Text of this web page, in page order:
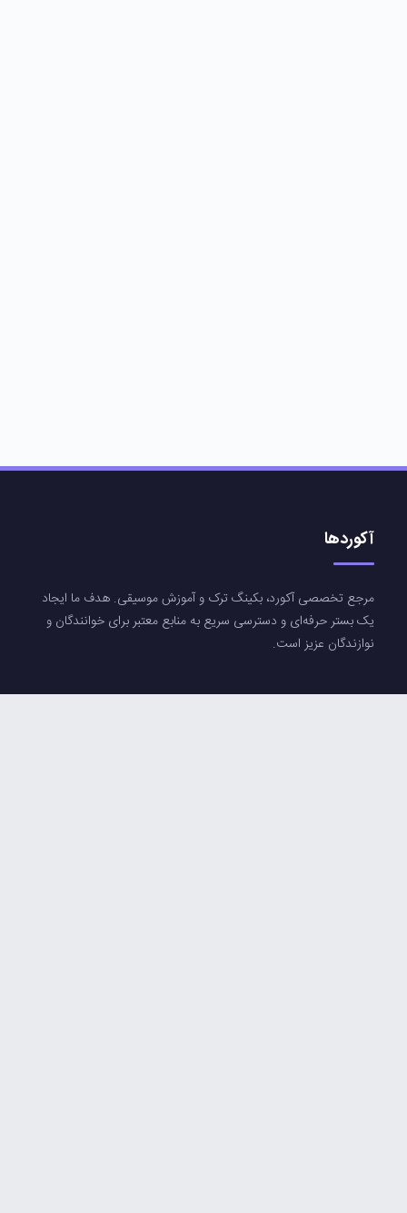
آکوردها
مرجع تخصصی آکورد، بکینگ ترک و آموزش موسیقی. هدف ما ایجاد
یک بستر حرفه‌ای و دسترسی سریع به منابع معتبر برای خوانندگان و
نوازندگان عزیز است.